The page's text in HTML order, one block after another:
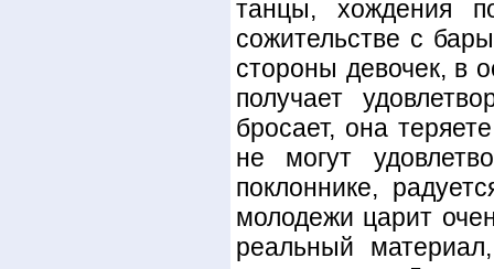
танцы, хождения
сожительстве с
стороны девочек, в
получает
бросает, она
не могут
поклоннике,
молодежи царит
реальный